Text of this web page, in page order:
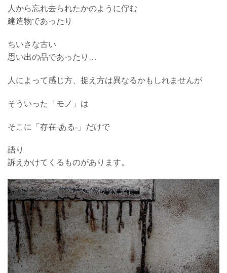
人から忘れ去られたかのように佇む
建造物であったり
ちいさな古い
思い出の品であったり…
人によって感じ方、捉え方は異なるかもしれませんが
そういった「モノ」は
そこに「存在-ある-」だけで
語り
訴えかけてくるものがあります。